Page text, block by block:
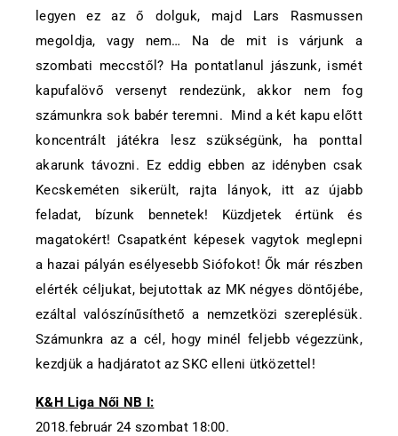
legyen ez az ő dolguk, majd Lars Rasmussen
megoldja, vagy nem… Na de mit is várjunk a
szombati meccstől? Ha pontatlanul jászunk, ismét
kapufalövő versenyt rendezünk, akkor nem fog
számunkra sok babér teremni. Mind a két kapu előtt
koncentrált játékra lesz szükségünk, ha ponttal
akarunk távozni. Ez eddig ebben az idényben csak
Kecskeméten sikerült, rajta lányok, itt az újabb
feladat, bízunk bennetek! Küzdjetek értünk és
magatokért! Csapatként képesek vagytok meglepni
a hazai pályán esélyesebb Siófokot! Ők már részben
elérték céljukat, bejutottak az MK négyes döntőjébe,
ezáltal valószínűsíthető a nemzetközi szereplésük.
Számunkra az a cél, hogy minél feljebb végezzünk,
kezdjük a hadjáratot az SKC elleni ütközettel!
K&H Liga Női NB I:
2018.február 24 szombat 18:00.